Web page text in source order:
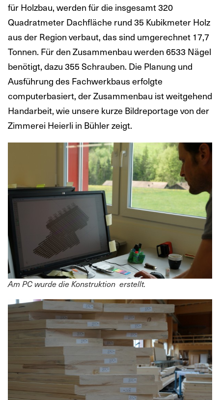
für Holzbau, werden für die insgesamt 320
Quadratmeter Dachfläche rund 35 Kubikmeter Holz
aus der Region verbaut, das sind umgerechnet 17,7
Tonnen. Für den Zusammenbau werden 6533 Nägel
benötigt, dazu 355 Schrauben. Die Planung und
Ausführung des Fachwerkbaus erfolgte
computerbasiert, der Zusammenbau ist weitgehend
Handarbeit, wie unsere kurze Bildreportage von der
Zimmerei Heierli in Bühler zeigt.
Am PC wurde die Konstruktion erstellt.